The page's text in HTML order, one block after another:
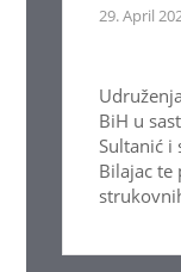
29. April
BiH u
Sultanić i
Bilajac te